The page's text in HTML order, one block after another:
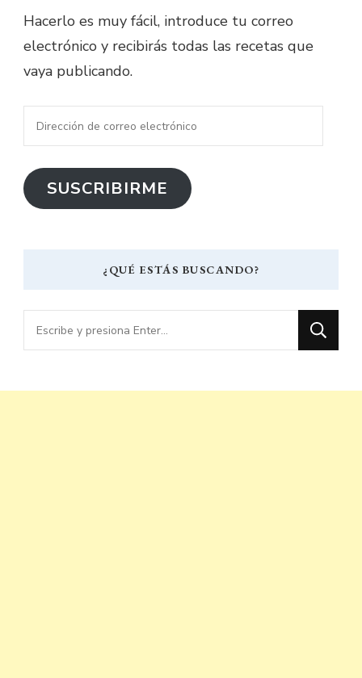
Hacerlo es muy fácil, introduce tu correo
electrónico y recibirás todas las recetas que
vaya publicando.
Dirección
de
correo
electrónico
SUSCRIBIRME
¿QUÉ ESTÁS BUSCANDO?
¿Buscas
algo?